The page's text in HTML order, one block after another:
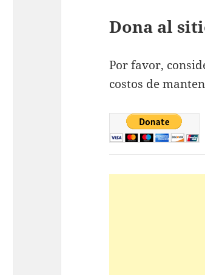
Dona al
Por favor,
costos de